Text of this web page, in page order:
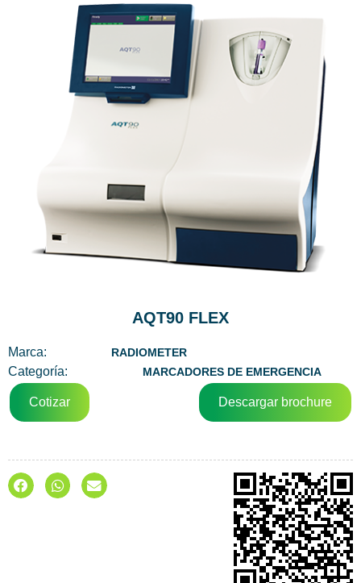
AQT90 FLEX
Marca: RADIOMETER
Categoría: MARCADORES DE EMERGENCIA
Cotizar Descargar brochure